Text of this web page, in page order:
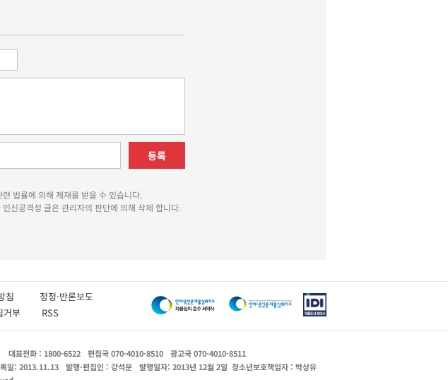
등록
법률에 의해 제재를 받을 수 있습니다.
신공격성 글은 관리자의 판단에 의해 삭제 합니다.
방침 정정·반론보도
거부 RSS
대표전화 : 1800-6522 편집국 070-4010-8510
광고국 070-4010-8511
일: 2013.11.13 발행·편집인 : 강석운 발행일자: 2013년 12월 2일 청소년보호책임자 : 박상유